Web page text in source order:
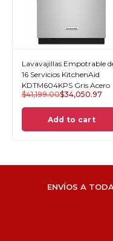
Lavavajillas Empotrable
16 Servicios KitchenAid
KDTM604KPS Gris Acero
$41,199.00$34,050.97
Add to cart
ENVÍOS A